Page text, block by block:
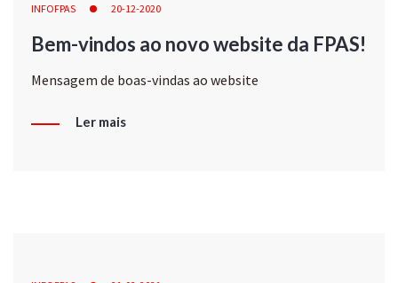
INFOFPAS 20-12-2020
Bem-vindos ao novo website da FPAS!
Mensagem de boas-vindas ao website
Ler mais